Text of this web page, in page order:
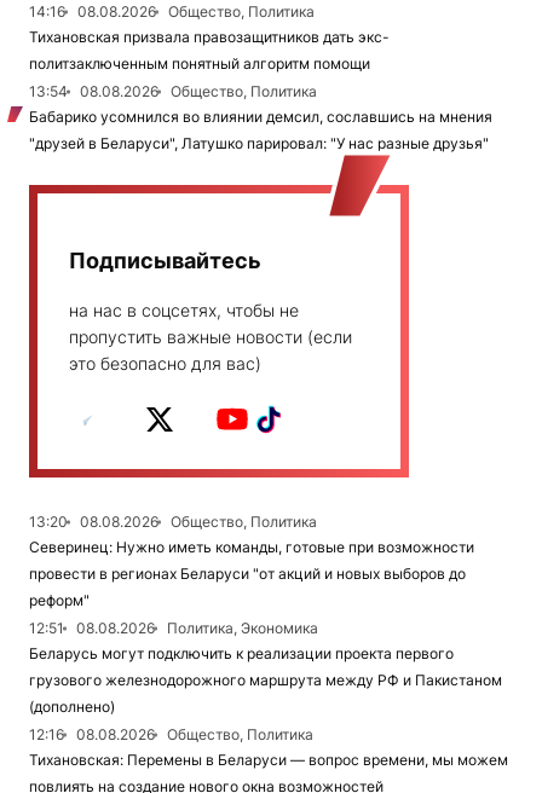
14:16
08.08.2026
Общество, Политика
Тихановская призвала правозащитников дать экс-
политзаключенным понятный алгоритм помощи
13:54
08.08.2026
Общество, Политика
Бабарико усомнился во влиянии демсил, сославшись на мнения
"друзей в Беларуси", Латушко парировал: "У нас разные друзья"
Подписывайтесь
на нас в соцсетях, чтобы не
пропустить важные новости (если
это безопасно для вас)
13:20 08.08.2026
Общество, Политика
Северинец: Нужно иметь команды, готовые при возможности
провести в регионах Беларуси "от акций и новых выборов до
реформ"
12:51
08.08.2026
Политика, Экономика
Беларусь могут подключить к реализации проекта первого
грузового железнодорожного маршрута между РФ и Пакистаном
(дополнено)
12:16
08.08.2026
Общество, Политика
Тихановская: Перемены в Беларуси — вопрос времени, мы можем
повлиять на создание нового окна возможностей